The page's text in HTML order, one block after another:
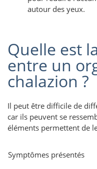
autour des yeux.
Quelle est
entre un
chalazion ?
Il peut être difficile de
car ils peuvent se
éléments permettent de
Symptômes présentés